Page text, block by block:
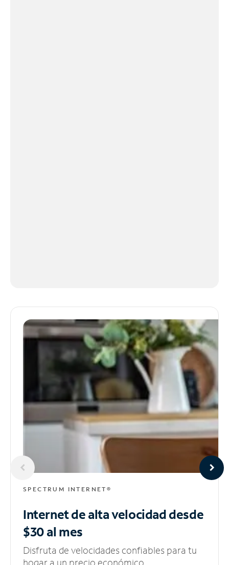
SPECTRUM INTERNET®
Internet de alta velocidaddesde
$30 al mes
Disfruta de velocidades confiables para tu
hogar a un precio económico.